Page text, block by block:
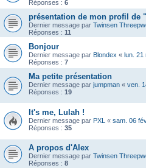
Réponses : 6
présentation de mon profil de
Dernier message par Twinsen
Réponses : 11
Bonjour
Dernier message par Blondex « lun. 21
Réponses : 7
Ma petite présentation
Dernier message par jumpman « ven.
Réponses : 19
It's me, Lulah !
Dernier message par PXL « sam. 06
Réponses : 35
A propos d'Alex
Dernier message par Twinsen
Réponses : 8